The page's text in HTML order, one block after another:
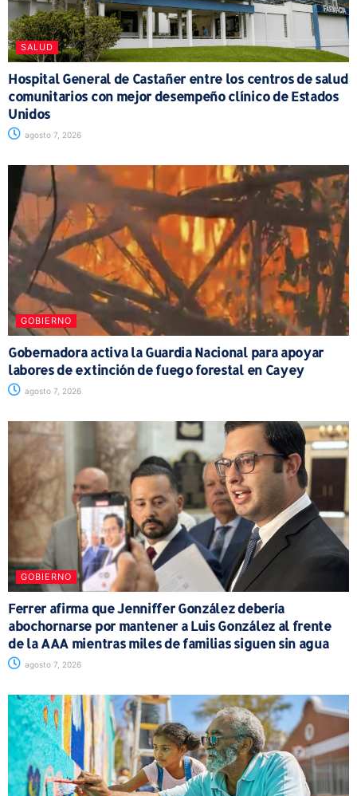
SALUD
Hospital General de Castañer entre los centros de salud
comunitarios con mejor desempeño clínico de Estados
Unidos
agosto 7, 2026
GOBIERNO
Gobernadora activa la Guardia Nacional para apoyar
labores de extinción de fuego forestal en Cayey
agosto 7, 2026
GOBIERNO
Ferrer afirma que Jenniffer González debería
abochornarse por mantener a Luis González al frente
de la AAA mientras miles de familias siguen sin agua
agosto 7, 2026